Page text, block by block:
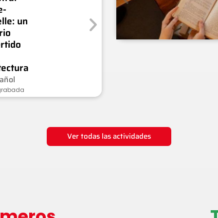
un
Ver todas las actividades